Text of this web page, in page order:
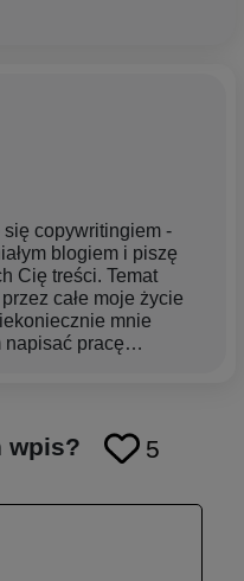
copywritingiem -
blogiem i piszę
Cię treści. Temat
całe moje życie
mnie
napisać pracę
mnie tematyka
z nas zasługuje
wiedzą oraz pomoc w
i swoją skórę.
wpis? 5